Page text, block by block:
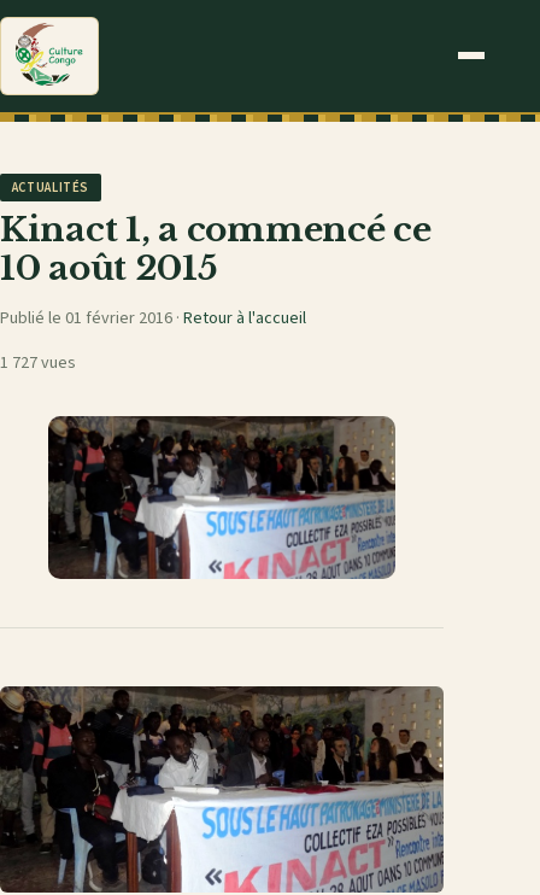
ACTUALITÉS
Kinact 1, a commencé ce
10 août 2015
Publié le 01 février 2016 · Retour à l'accueil
1 727 vues